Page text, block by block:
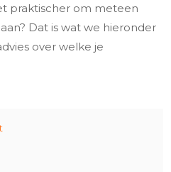
praktischer om meteen
Dat is wat we hieronder
over welke je